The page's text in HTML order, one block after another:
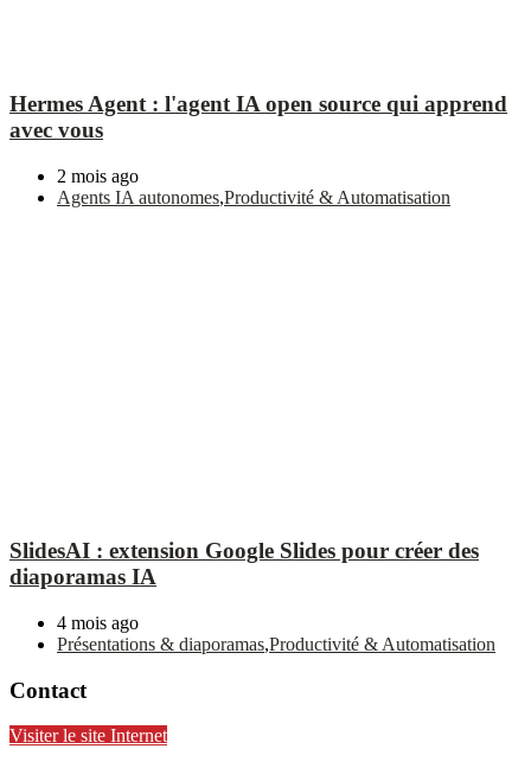
Hermes Agent : l'agent IA open source qui apprend
avec vous
2 mois ago
Agents IA autonomes,Productivité & Automatisation
SlidesAI : extension Google Slides pour créer des
diaporamas IA
4 mois ago
Présentations & diaporamas,Productivité & Automatisation
Contact
Visiter le site Internet